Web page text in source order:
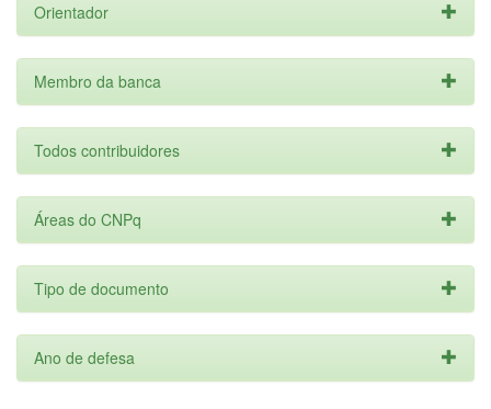
Orientador
Membro da banca
Todos contribuidores
Áreas do CNPq
Tipo de documento
Ano de defesa